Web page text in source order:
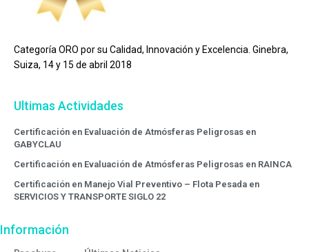
Categoría ORO por su Calidad, Innovación y Excelencia. Ginebra,
Suiza, 14 y 15 de abril 2018
Ultimas Actividades
Certificación en Evaluación de Atmósferas Peligrosas en
GABYCLAU
Certificación en Evaluación de Atmósferas Peligrosas en RAINCA
Certificación en Manejo Vial Preventivo – Flota Pesada en
SERVICIOS Y TRANSPORTE SIGLO 22
Información